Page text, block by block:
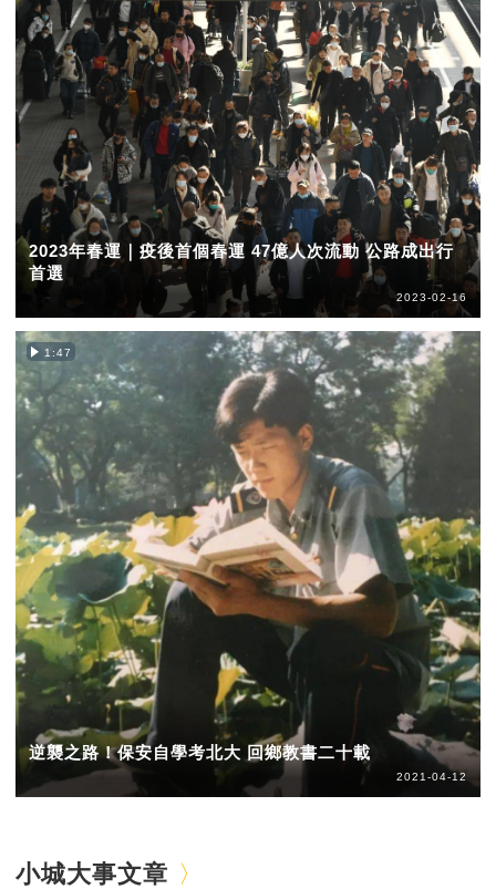
2023年春運｜疫後首個春運 47億人次流動 公路成出行
首選
2023-02-16
1:47
逆襲之路！保安自學考北大 回鄉教書二十載
2021-04-12
小城大事文章